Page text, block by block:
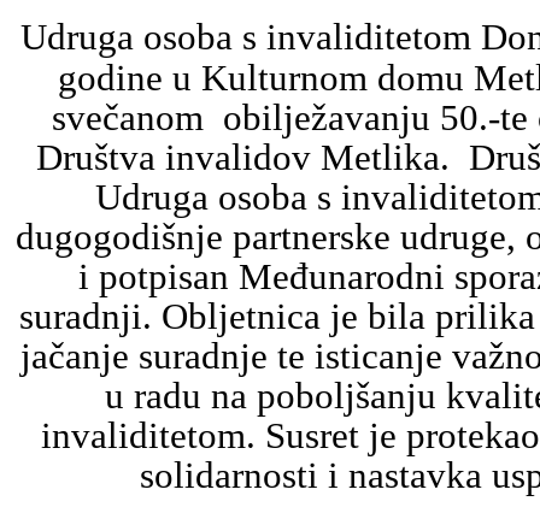
Udruga osoba s invaliditetom
godine u Kulturnom domu
svečanom obilježavanju 50.-
Društva invalidov Metlika.
Udruga osoba s
dugogodišnje partnerske udruge,
i potpisan Međunarodni
suradnji. Obljetnica je bila prilika
jačanje suradnje te isticanje
u radu na poboljšanju
invaliditetom. Susret je
solidarnosti i nastavka